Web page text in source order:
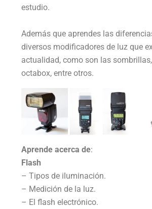
estudio.
Además que aprendes las
diversos modificadores de luz que
actualidad, como son las
octabox, entre otros.
Aprende acerca de:
Flash
– Tipos de iluminación.
– Medición de la luz.
– El flash electrónico.